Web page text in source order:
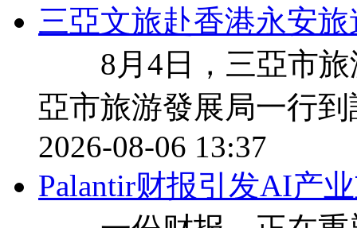
三亞文旅赴香港永安
8月4日，三亞市旅
亞市旅游發展局一行
2026-08-06 13:37
Palantir财报引发AI产